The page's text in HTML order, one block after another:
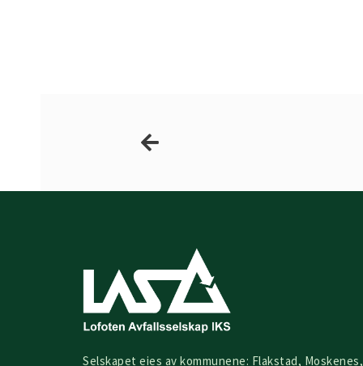
Prev
Selskapet eies av kommunene: Flakstad, Moskenes,